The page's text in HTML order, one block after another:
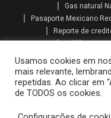
Gas natural
Pasaporte Mexicano
Reporte de
Como se calcula el
Como se calcula la
Promociones telcel
Mi telcel paquetes
Recarga
Usamos cookies em
mais relevante,
repetidas. Ao clicar em
de TODOS os cookies.